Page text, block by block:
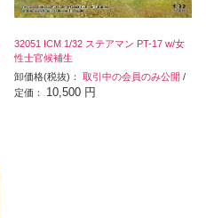
32051 ICM 1/32 ステアマン PT-17 w/女
性士官候補生
卸価格(税抜)：取引中の会員のみ公開 /
定価： 10,500 円